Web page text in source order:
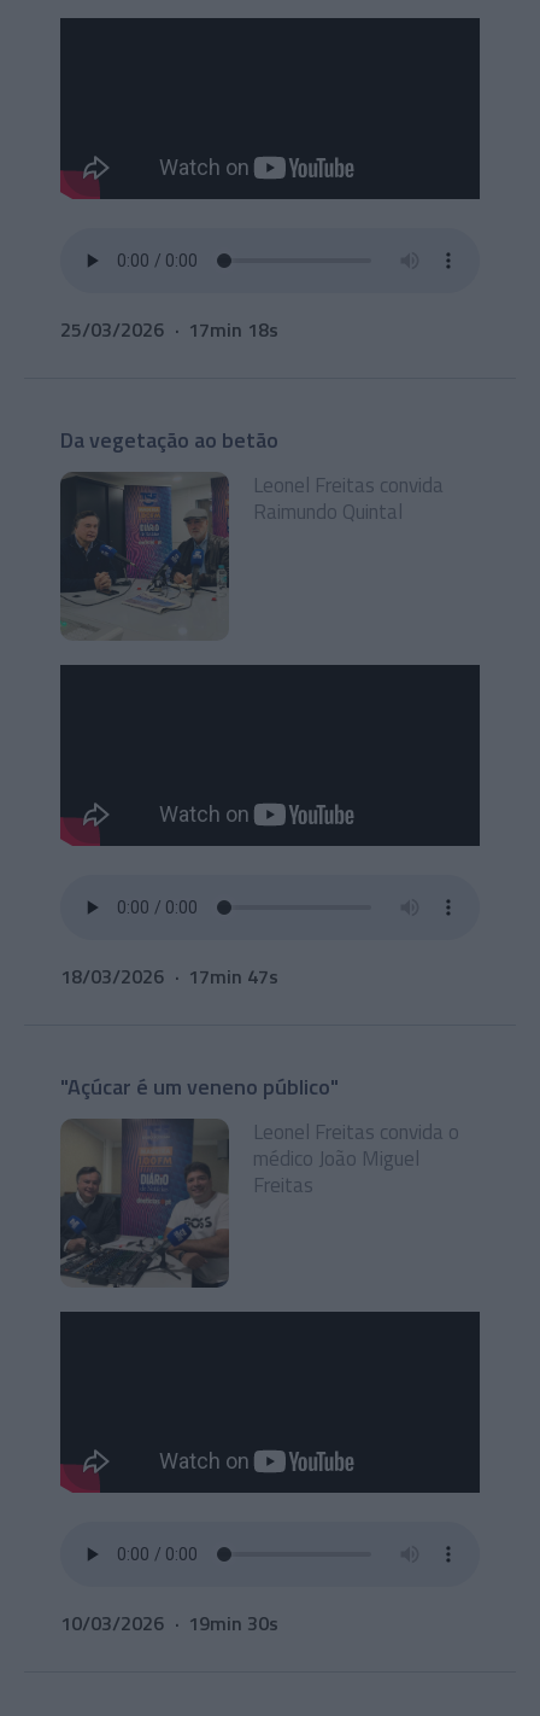
25/03/2026 17min 18s
Da vegetação ao betão
Leonel Freitas convida
Raimundo Quintal
18/03/2026 17min 47s
"Açúcar é um veneno público"
Leonel Freitas convida o
médico João Miguel
Freitas
10/03/2026 19min 30s